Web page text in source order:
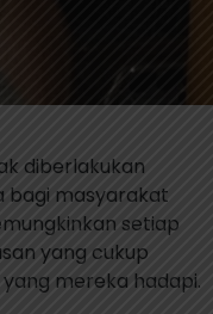
diberlakukan
bagi masyarakat
setiap
yang cukup
mereka hadapi.